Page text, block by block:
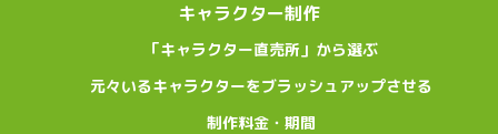
キャラクター制作
「キャラクター直売所」から選ぶ
元々いるキャラクターをブラッシュアップさせる
制作料金・期間